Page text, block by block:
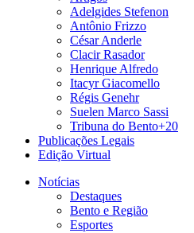
Adelgides Stefenon
Antônio Frizzo
César Anderle
Clacir Rasador
Henrique Alfredo
Itacyr Giacomello
Régis Genehr
Suelen Marco Sassi
Tribuna do Bento+20
Publicações Legais
Edição Virtual
Notícias
Destaques
Bento e Região
Esportes